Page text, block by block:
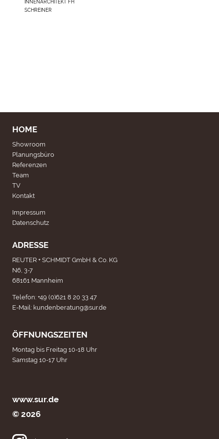
INNENARCHITEKT FH
SCHREINER
HOME
Showroom
Planungsbüro
Referenzen
Team
TV
Kontakt
Impressum
Datenschutz
ADRESSE
REUTER + SCHMIDT GmbH & Co. KG
N6, 3-7
68161 Mannheim
Telefon: +49 (0)621 8 20 33 47
E-Mail: kundenberatung@sur.de
ÖFFNUNGSZEITEN
Montag bis Freitag 10-18 Uhr
Samstag 10-17 Uhr
www.sur.de
© 2026